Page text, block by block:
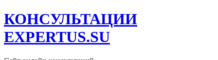
КОНСУЛЬТАЦИИ
EXPERTUS.SU